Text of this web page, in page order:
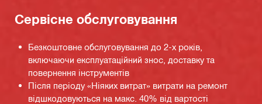
Сервісне обслуговування
Безкоштовне обслуговування до 2-х років,
включаючи експлуатаційний знос, доставку та
повернення інструментів
Після періоду «Ніяких витрат» витрати на ремонт
відшкодовуються на макс. 40% від вартості